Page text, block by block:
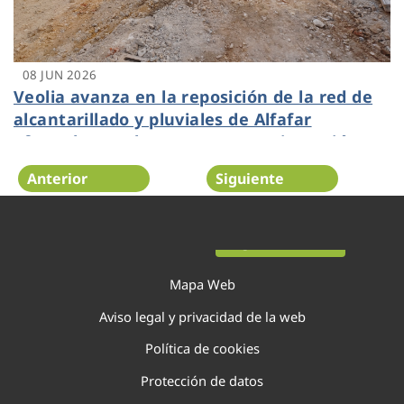
08 JUN 2026
Veolia avanza en la reposición de la red de
alcantarillado y pluviales de Alfafar
afectados por la DANA con una inversión
total de más de 7 millones de euros
Anterior Siguiente
Mapa Web
Aviso legal y privacidad de la web
Política de cookies
Protección de datos